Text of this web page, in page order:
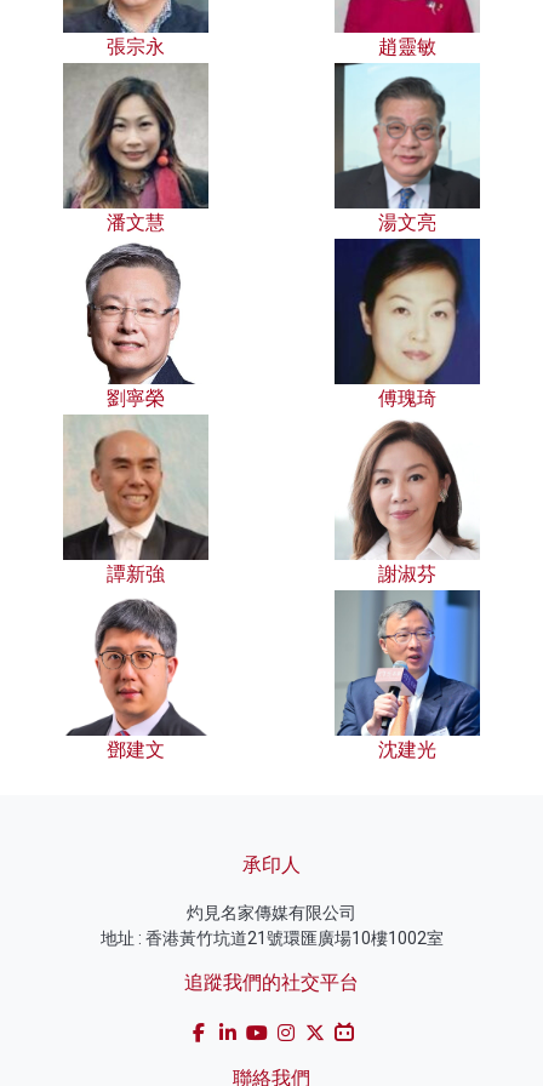
張宗永 趙靈敏
潘文慧 湯文亮
劉寧榮 傅瑰琦
譚新強 謝淑芬
鄧建文 沈建光
承印人
灼見名家傳媒有限公司
地址 : 香港黃竹坑道21號環匯廣場10樓1002室
追蹤我們的社交平台
聯絡我們